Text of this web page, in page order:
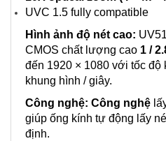
UVC 1.5 fully compatible
Hình ảnh độ nét cao:
CMOS chất lượng cao 1 /
đến 1920 × 1080 với tốc độ
khung hình / giây.
Công nghệ: Công nghệ
giúp ống kính tự động lấy
định.